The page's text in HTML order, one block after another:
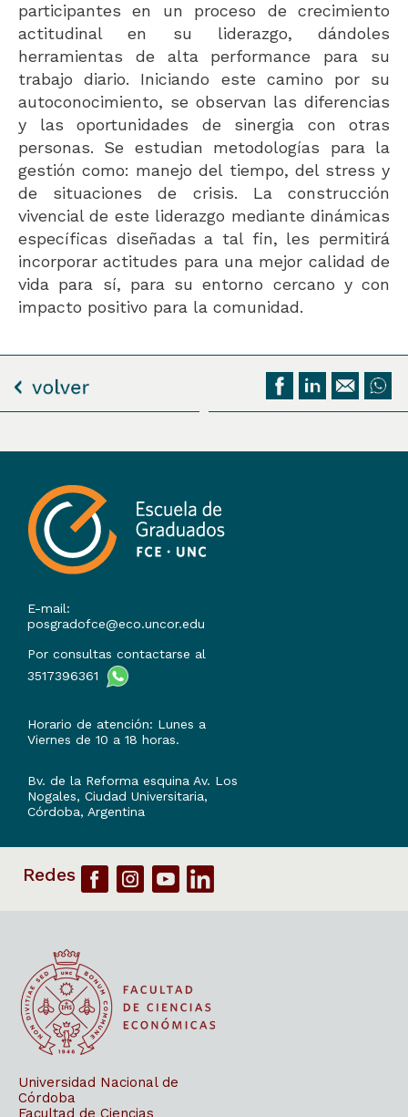
participantes en un proceso de crecimiento
actitudinal en su liderazgo, dándoles
herramientas de alta performance para su
trabajo diario. Iniciando este camino por su
autoconocimiento, se observan las diferencias
y las oportunidades de sinergia con otras
personas. Se estudian metodologías para la
gestión como: manejo del tiempo, del stress y
de situaciones de crisis. La construcción
vivencial de este liderazgo mediante dinámicas
específicas diseñadas a tal fin, les permitirá
incorporar actitudes para una mejor calidad de
vida para sí, para su entorno cercano y con
impacto positivo para la comunidad.
E-mail:
posgradofce@eco.uncor.edu
Por consultas contactarse al
3517396361
Horario de atención: Lunes a
Viernes de 10 a 18 horas.
Bv. de la Reforma esquina Av. Los
Nogales, Ciudad Universitaria,
Córdoba, Argentina
Universidad Nacional de
Córdoba
Facultad de Ciencias